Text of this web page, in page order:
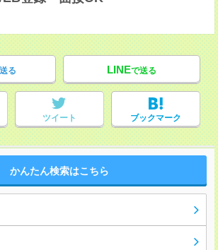
る LINEで送る
ツイート ブックマーク
かんたん検索はこちら